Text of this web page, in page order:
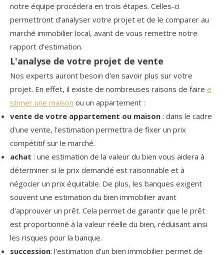
notre équipe procédera en trois étapes. Celles-ci
permettront d'analyser votre projet et de le comparer au
marché immobilier local, avant de vous remettre notre
rapport d'estimation.
L'analyse de votre projet de vente
Nos experts auront besoin d'en savoir plus sur votre
projet. En effet, il existe de nombreuses raisons de faire e
stimer une maison ou un appartement :
vente de votre appartement ou maison : dans le cadre
d'une vente, l'estimation permettra de fixer un prix
compétitif sur le marché.
achat : une estimation de la valeur du bien vous aidera à
déterminer si le prix demandé est raisonnable et à
négocier un prix équitable. De plus, les banques exigent
souvent une estimation du bien immobilier avant
d'approuver un prêt. Cela permet de garantir que le prêt
est proportionné à la valeur réelle du bien, réduisant ainsi
les risques pour la banque.
succession: l'estimation d'un bien immobilier permet de